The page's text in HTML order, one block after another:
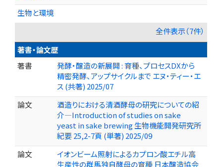
生物と環境
全件表示（7件）
著書・論文歴
著書
発酵・醸造の新展開 : 育種、プロセスDXから
精密発酵、アップサイクルまで エヌ・ティー・エ
ス (共著) 2025/07
論文
酒造りにおける清酒酵母の研究についての紹
介—Introduction of studies on sake
yeast in sake brewing 生物機能開発研究所
紀要 25,2-7頁 (単著) 2025/09
論文
イオンビーム照射によるカプロン酸エチル高
生産性の群馬独自酵母の育種 日本醸造協会